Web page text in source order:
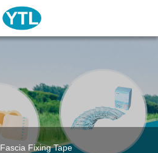
Fascia Fixing Tape